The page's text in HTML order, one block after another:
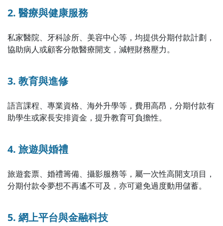
2. 醫療與健康服務
私家醫院、牙科診所、美容中心等，均提供分期付款計劃，
協助病人或顧客分散醫療開支，減輕財務壓力。
3. 教育與進修
語言課程、專業資格、海外升學等，費用高昂，分期付款有
助學生或家長安排資金，提升教育可負擔性。
4. 旅遊與婚禮
旅遊套票、婚禮籌備、攝影服務等，屬一次性高開支項目，
分期付款令夢想不再遙不可及，亦可避免過度動用儲蓄。
5. 網上平台與金融科技